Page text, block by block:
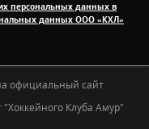
персональных данных в
данных ООО «КХЛ»
официальный сайт
Клуба Амур"